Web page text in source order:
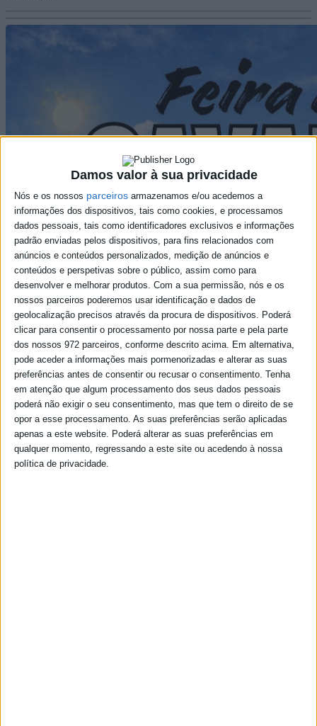
Damos valor à sua privacidade
Nós e os nossos parceiros armazenamos e/ou acedemos a
informações dos dispositivos, tais como cookies, e processamos
dados pessoais, tais como identificadores exclusivos e informações
padrão enviadas pelos dispositivos, para fins relacionados com
anúncios e conteúdos personalizados, medição de anúncios e
conteúdos e perspetivas sobre o público, assim como para
desenvolver e melhorar produtos. Com a sua permissão, nós e os
nossos parceiros poderemos usar identificação e dados de
geolocalização precisos através da procura de dispositivos. Poderá
clicar para consentir o processamento por nossa parte e pela parte
dos nossos 972 parceiros, conforme descrito acima. Em alternativa,
pode aceder a informações mais pormenorizadas e alterar as suas
preferências antes de consentir ou recusar o consentimento. Tenha
em atenção que algum processamento dos seus dados pessoais
poderá não exigir o seu consentimento, mas que tem o direito de se
opor a esse processamento. As suas preferências serão aplicadas
apenas a este website. Poderá alterar as suas preferências em
qualquer momento, regressando a este site ou acedendo à nossa
política de privacidade.